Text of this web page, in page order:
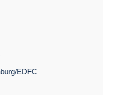
EDFC